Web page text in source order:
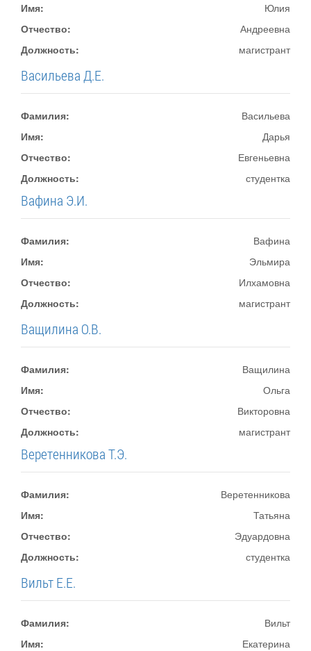
Имя:
Юлия
Отчество:
Андреевна
Должность:
магистрант
Васильева Д.Е.
Фамилия:
Васильева
Имя:
Дарья
Отчество:
Евгеньевна
Должность:
студентка
Вафина Э.И.
Фамилия:
Вафина
Имя:
Эльмира
Отчество:
Илхамовна
Должность:
магистрант
Ващилина О.В.
Фамилия:
Ващилина
Имя:
Ольга
Отчество:
Викторовна
Должность:
магистрант
Веретенникова Т.Э.
Фамилия:
Веретенникова
Имя:
Татьяна
Отчество:
Эдуардовна
Должность:
студентка
Вильт Е.Е.
Фамилия:
Вильт
Имя:
Екатерина